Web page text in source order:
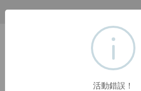
活動錯誤！